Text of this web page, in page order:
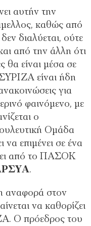
αυτήν την
καθώς από
διαλύεται, ούτε
από την άλλη ότι
θα είναι μέσα σε
είναι ήδη
για
φαινόμενο, με
ο
Ομάδα
να επιμένει σε ένα
από το ΠΑΣΟΚ
.
αναφορά στον
να καθορίζει
Ο πρόεδρος του